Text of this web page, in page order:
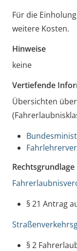
Für die
weitere Kosten.
Hinweise
keine
Vertiefende
Übersichten
Rechtsgrundlage
§ 21 Antrag
§ 2